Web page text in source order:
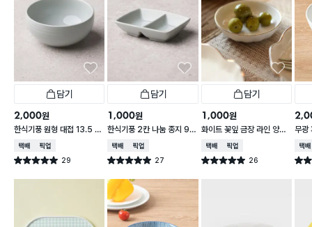
담기
2,000원
한식기풍 원형 대접 13.5 c
m
택배배송매장픽업
별점 5.0점 29
건 작성
담기
1,000원
한식기풍 2칸 나눔 종지 9 c
m
택배배송매장픽업
별점 5.0점 27
건 작성
담기
1,000원
화이트 꽃잎 금장 라인 양각
종지 10 cm
택배배송매장픽업
별점 5.0점 26
건 작성
무광
접
택배
별점